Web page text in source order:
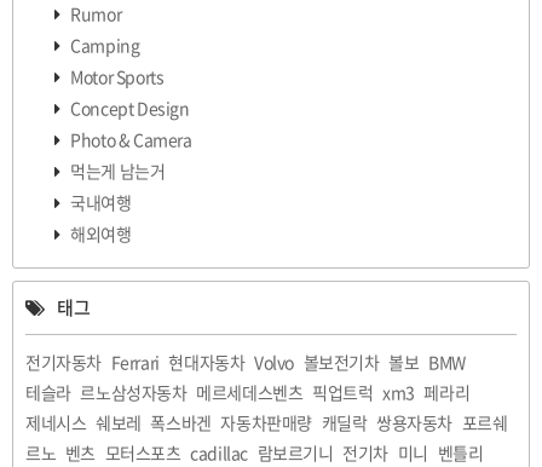
Rumor
Camping
Motor Sports
Concept Design
Photo & Camera
먹는게 남는거
국내여행
해외여행
태그
전기자동차 Ferrari 현대자동차 Volvo 볼보전기차 볼보 BMW
테슬라 르노삼성자동차 메르세데스벤츠 픽업트럭 xm3 페라리
제네시스 쉐보레 폭스바겐 자동차판매량 캐딜락 쌍용자동차 포르쉐
르노 벤츠 모터스포츠 cadillac 람보르기니 전기차 미니 벤틀리